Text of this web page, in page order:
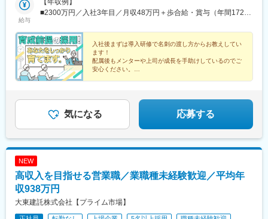
松本駅、不二越駅、金沢駅、新福井駅、江曽島駅、小山駅、太田
駅(群馬県)、前橋大島駅、高崎駅、新白岡駅、上熊谷駅、北上尾
木駅、東所沢駅、春日部駅、越谷駅、三郷中央駅、水戸駅、つく
ば駅、守谷駅、柏の葉キャンパス駅、公津の杜駅、県庁前駅(千葉
県)、上総村上駅、八千代緑が丘駅、東松戸駅、西船橋駅、三鷹
駅、恋ケ窪駅、武蔵砂川駅、甲州街道駅、河辺駅、北八王子駅、
町田駅、相模原駅、百合ケ丘駅、津田山駅、東門前駅、仲町台
奈川県)、六会日大前駅、社家駅、宮山駅、富水駅、常永駅、御殿
場駅、三島広小路駅、富士根駅、清水駅(静岡県)、東静岡駅、藤枝
駅、高塚駅、自動車学校前駅、船町駅、豊川駅、岡崎駅、亀島
田駅(滋賀県)、福知山駅、桂駅、東野駅(京都府)、伏見駅(京都
府)、藤阪駅、星ケ丘駅(大阪府)、池田駅(大阪府)、門真南駅、水無
瀬駅、ＪＲ総持寺駅、荒本駅、河内天美駅、深井駅、泉佐野駅、
尼崎駅(阪神線)、打出駅、西明石駅、別府駅(兵庫県)、手柄駅、網
給与
■2300万円／入社3年目／月収48万円＋歩合給・賞与（年間1724
入社後まずは導入研修で名刺の渡し方からお教えしてい
ます！
配属後もメンターや上司が成長を手助けしているのでご
安心ください。
気になる 応募する
NEW
高収入を目指せる営業職／業職種未経験歓迎／平均年
収938万円
大東建託株式会社【プライム市場】